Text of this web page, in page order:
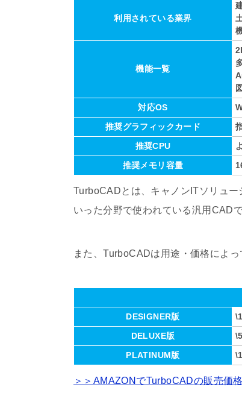
利用されている業界
機能一覧
対応OS
推奨グラフィックカード
推奨CPU
推奨メモリ容量
TurboCADとは、キャノン ITソリュ
いった分野で使われている汎用 CAD
また、TurboCADは用途・価格によ
DESIGNER版
DELUXE版
PLATINUM版
＞＞AMAZONでTurboCADの販売価